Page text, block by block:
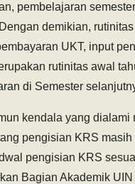
pembelajaran
demikian,
UKT, input
rutinitas awal
di Semester
kendala yang
pengisian KRS
pengisian KRS
Bagian Akademik